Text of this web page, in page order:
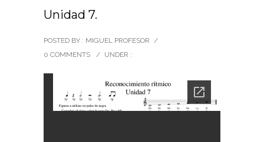
Unidad 7.
POSTED BY : MIGUEL PROFESOR /
0 COMMENTS
/ UNDER :